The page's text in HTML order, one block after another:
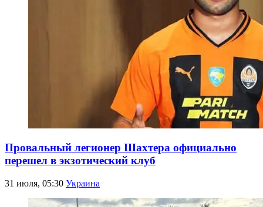
Провальный легионер Шахтера официально
перешел в экзотический клуб
31 июля, 05:30 Украина